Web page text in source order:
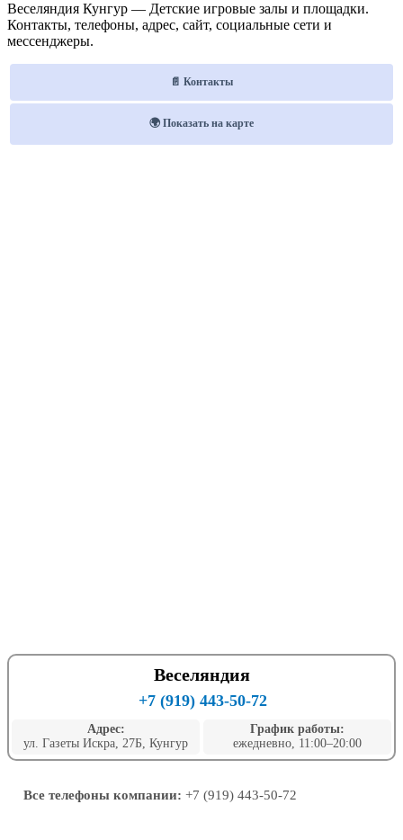
Веселяндия Кунгур — Детские игровые залы и площадки.
Контакты, телефоны, адрес, сайт, социальные сети и
мессенджеры.
📄 Контакты
🌍 Показать на карте
Веселяндия
+7 (919) 443-50-72
Адрес:
ул. Газеты Искра, 27Б, Кунгур
График работы:
ежедневно, 11:00–20:00
Все телефоны компании: +7 (919) 443-50-72